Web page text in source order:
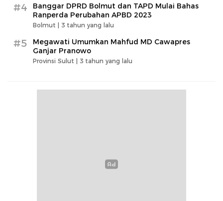
#4
Banggar DPRD Bolmut dan TAPD Mulai Bahas
Ranperda Perubahan APBD 2023
Bolmut | 3 tahun yang lalu
#5
Megawati Umumkan Mahfud MD Cawapres
Ganjar Pranowo
Provinsi Sulut | 3 tahun yang lalu